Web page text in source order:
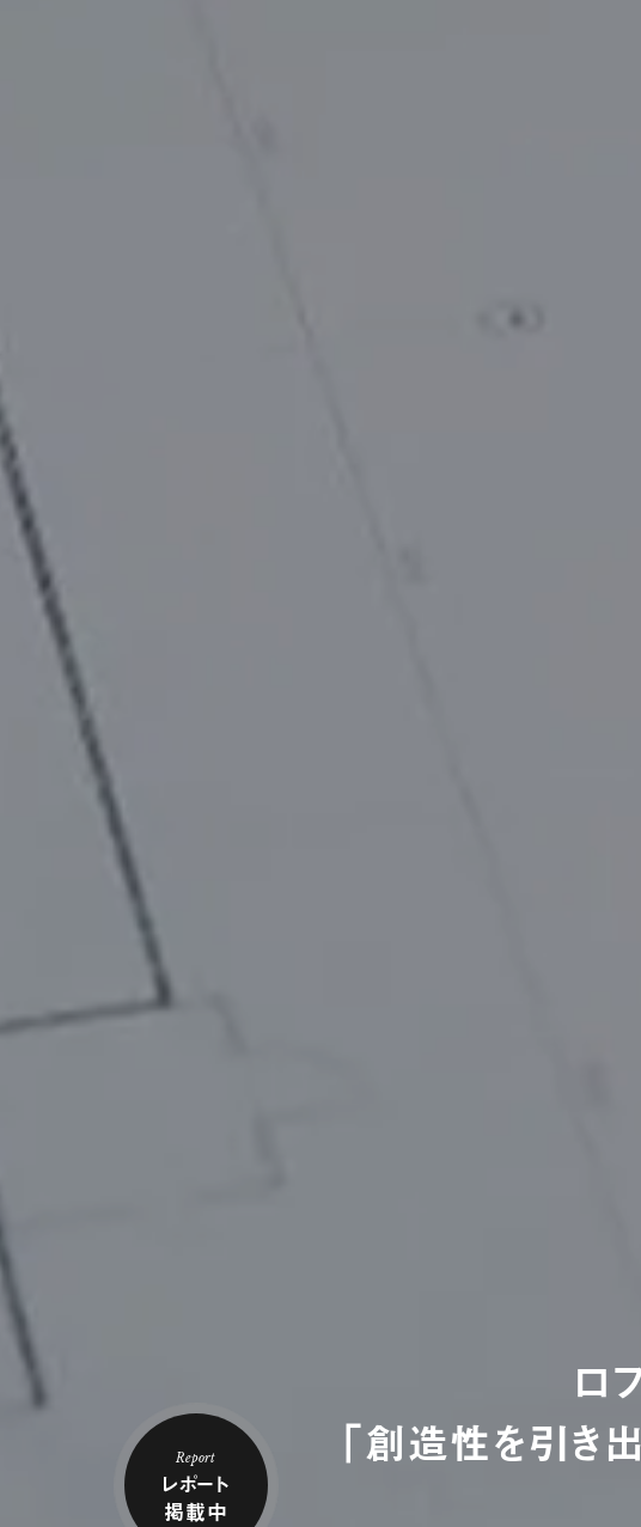
ロ
「創造性を引き
Report
レポート
掲載中